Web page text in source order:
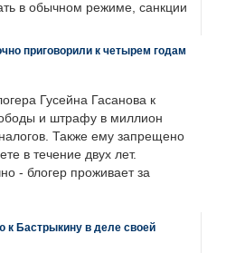
в обычном режиме, санкции
приговорили к четырем годам
Гусейна Гасанова к
и штрафу в миллион
Также ему запрещено
в течение двух лет.
- блогер проживает за
к Бастрыкину в деле своей